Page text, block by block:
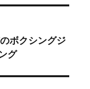
ボクシングジ
グ